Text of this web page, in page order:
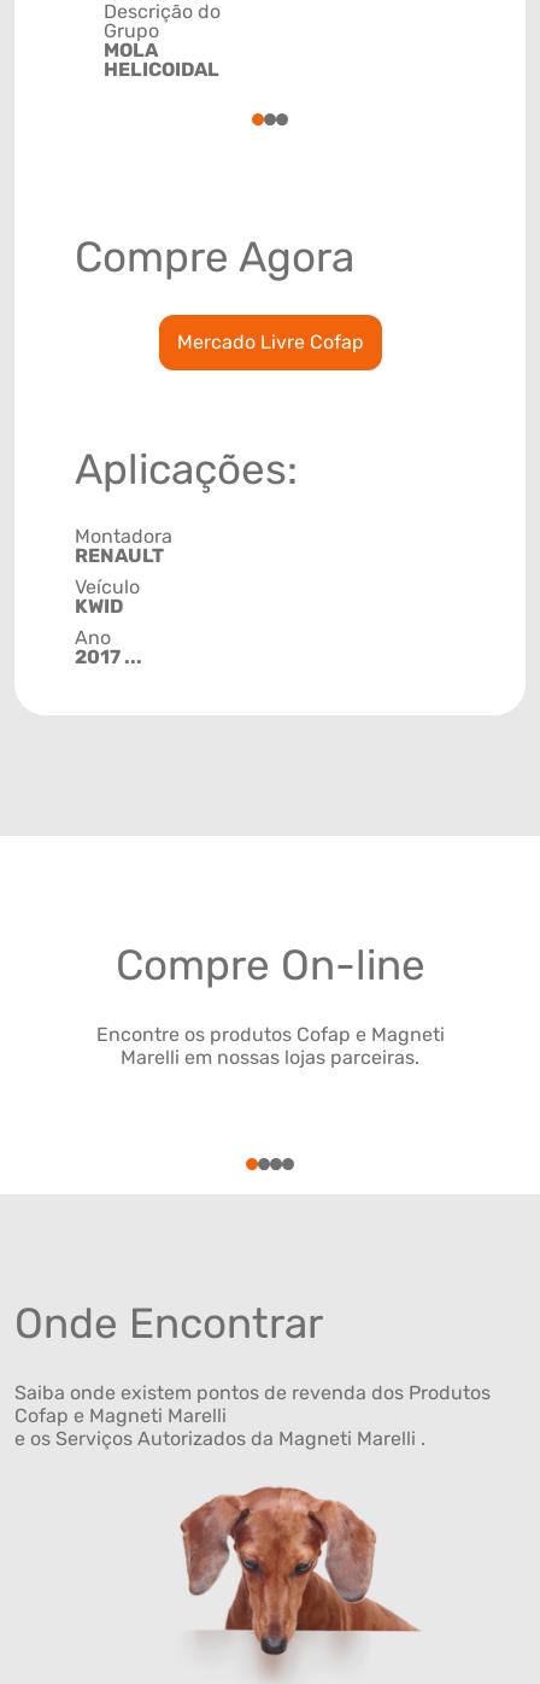
Descrição do
Grupo
MOLA
HELICOIDAL
123
Compre Agora
Mercado Livre Cofap
Aplicações:
Montadora
RENAULT
Veículo
KWID
Ano
2017 ...
Compre On-line
Encontre os produtos Cofap e Magneti
Marelli em nossas lojas parceiras.
1234
Onde Encontrar
Saiba onde existem pontos de revenda dos Produtos
Cofap e Magneti Marelli
e os Serviços Autorizados da Magneti Marelli .